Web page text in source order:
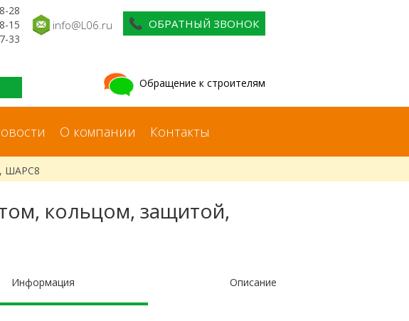
28
15
33
info@L06.ru ОБРАТНЫЙ ЗВОНОК
Обращение к строителям
О компании Контакты
ШАРС8
кольцом, защитой,
Информация Описание